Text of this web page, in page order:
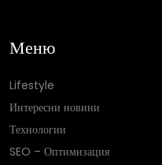
Меню
Lifestyle
Интересни новини
Технологии
SEO – Оптимизация